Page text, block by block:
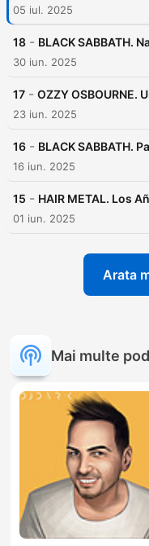
05 iul. 2025
18 - BLACK SABBATH.
30 iun. 2025
17 - OZZY OSBOURNE.
23 iun. 2025
16 - BLACK SABBATH.
16 iun. 2025
15 - HAIR METAL. Los
01 iun. 2025
Arata
Mai multe